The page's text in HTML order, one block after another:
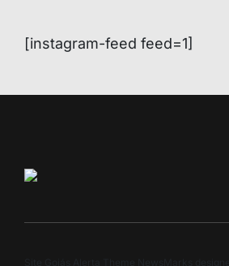
[instagram-feed feed=1]